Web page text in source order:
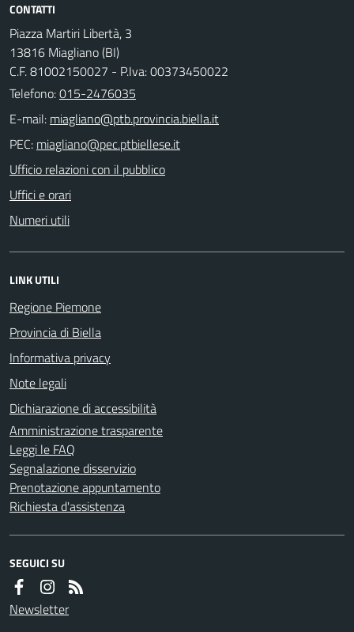
CONTATTI
Piazza Martiri Libertà, 3
13816 Miagliano (BI)
C.F. 81002150027 - P.Iva: 00373450022
Telefono:015-2476035
E-mail:
PEC:
Ufficio relazioni con il pubblico
Uffici e orari
Numeri utili
LINK UTILI
Regione Piemone
Provincia di Biella
Informativa privacy
Note legali
Dichiarazione di accessibilità
Amministrazione trasparente
Leggi le FAQ
Segnalazione disservizio
Prenotazione appuntamento
Richiesta d'assistenza
SEGUICI SU
Newsletter